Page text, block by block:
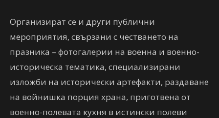
Организират се и други публични
мероприятия, свързани с честването на
празника – фотогалерии на военна и военно-
историческа тематика, специализирани
изложби на исторически артефакти, раздаване
на войнишка порция храна, приготвена от
военно-полевата кухня в истински полеви